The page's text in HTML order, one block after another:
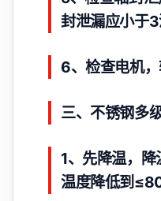
封泄漏应小于3
6、检查电机
三、不锈钢多
1、先降温，
温度降低到